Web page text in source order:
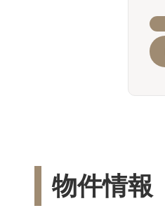
物件情報